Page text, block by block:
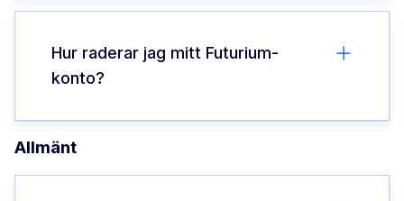
Hur raderar jag mitt Futurium-
konto?
Allmänt